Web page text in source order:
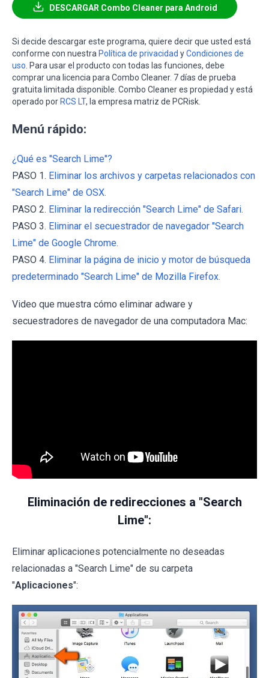
DESCARGAR Combo Cleaner para Android
Si decide descargar este programa, quiere decir que usted está
conforme con nuestra Política de privacidad yCondiciones de
uso. Para usar el producto con todas las funciones, debe
comprar una licencia para Combo Cleaner. 7 días de prueba
gratuita limitada disponible. Combo Cleaner es propiedad y está
operado por RCS LT, la empresa matriz de PCRisk.
Menú rápido:
¿Qué es "Search Lime"?
PASO 1. Eliminar los archivos y carpetas relacionados con
"Search Lime" de OSX.
PASO 2. Eliminar la redirección "Search Lime" de Safari.
PASO 3. Eliminar el secuestrador de navegador "Search
Lime" de Google Chrome.
PASO 4. Eliminar la página de inicio y motor de búsqueda
predeterminado "Search Lime" de Mozilla Firefox.
Video que muestra cómo eliminar adware y
secuestradores de navegador de una computadora Mac:
Eliminación de redirecciones a "Search
Lime":
Eliminar aplicaciones potencialmente no deseadas
relacionadas a "Search Lime" de su carpeta
"Aplicaciones":